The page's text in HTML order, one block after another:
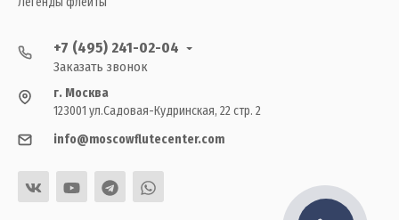
+7 (495) 241-02-04
Заказать звонок
г. Москва
123001 ул.Садовая-Кудринская, 22 стр. 2
info@moscowflutecenter.com